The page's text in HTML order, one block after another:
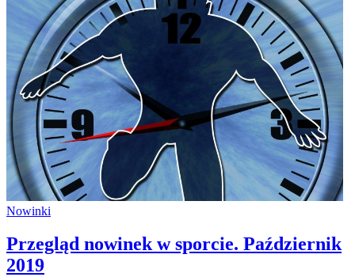
Nowinki
Przegląd nowinek w sporcie. Październik
2019